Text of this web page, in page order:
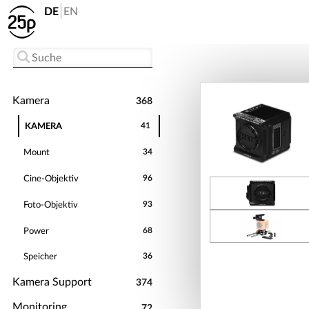
Kamera 368
KAMERA 41
Mount 34
Cine-Objektiv 96
Foto-Objektiv 93
Power 68
Speicher 36
Kamera Support 374
DE EN